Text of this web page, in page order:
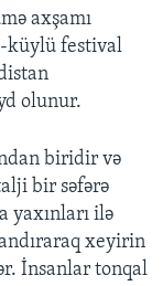
axşamı
küylü festival
olunur.
biridir və
bir səfərə
yaxınları ilə
xeyirin
İnsanlar tonqal